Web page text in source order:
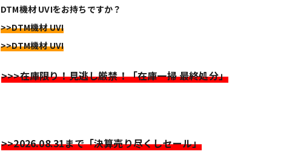
DTM機材 UVIをお持ちですか？
>>DTM機材 UVI
>>DTM機材 UVI
>>>在庫限り！見逃し厳禁！「在庫一掃 最終処分」
>>2026.08.31まで「決算売り尽くしセール」